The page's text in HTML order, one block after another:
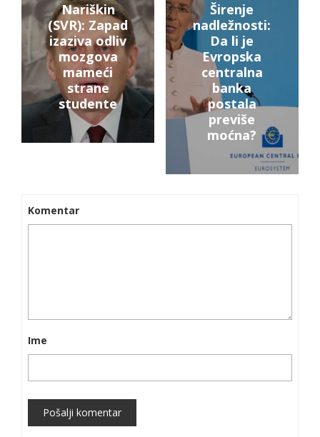
Nariškin
(SVR): Zapad
izaziva odliv
mozgova
mameći
strane
studente
Širenje
nadležnosti:
Da li je
Evropska
centralna
banka
postala
previše
moćna?
Komentar
Ime
Pošalji komentar